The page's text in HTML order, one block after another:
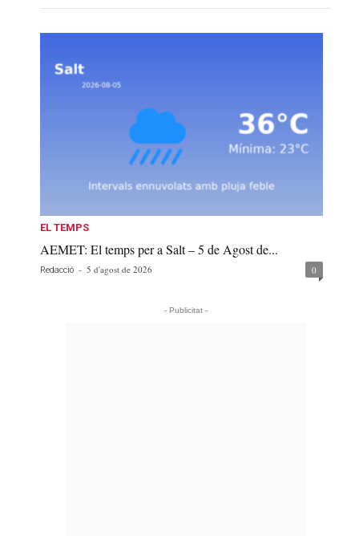
EL TEMPS
AEMET: El temps per a Salt – 5 de Agost de...
Redacció - 5 d'agost de 2026 0
- Publicitat -